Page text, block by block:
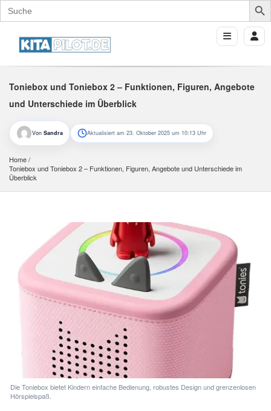
Search
for:
Toniebox und Toniebox 2 – Funktionen, Figuren, Angebote
und Unterschiede im Überblick
Von Sandra Aktualisiert am 23. Oktober 2025 um 10:13 Uhr
Home
Toniebox und Toniebox 2 – Funktionen, Figuren, Angebote und Unterschiede im
Überblick
Die Toniebox bietet Kindern einfache Bedienung, robustes Design und grenzenlosen
Hörspielspaß.